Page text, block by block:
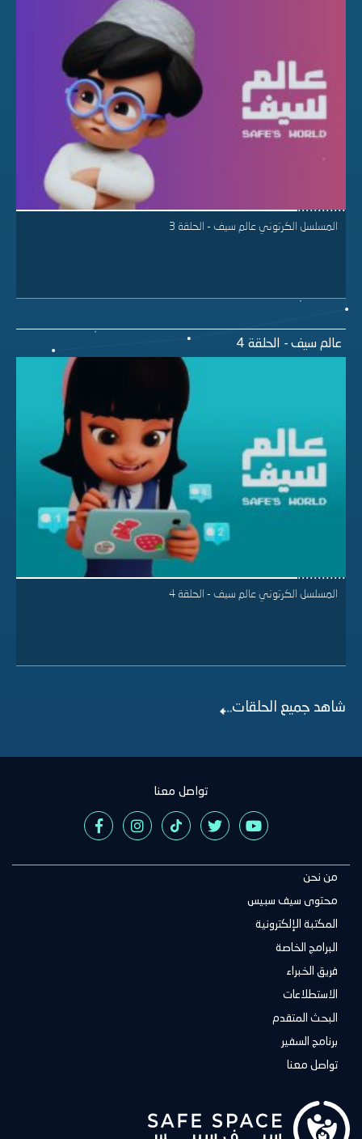
المسلسل الكرتوني عالم سيف - الحلقة 3
عالم سيف - الحلقة 4
المسلسل الكرتوني عالم سيف - الحلقة 4
شاهد جميع الحلقات
Main
navigation
من نحن
محتوى سيف سبيس
المكتبة الإلكترونية
البرامج الخاصة
فريق الخبراء
الاستطلاعات
البحث المتقدم
برنامج السفير
تواصل معنا
تواصل معنا